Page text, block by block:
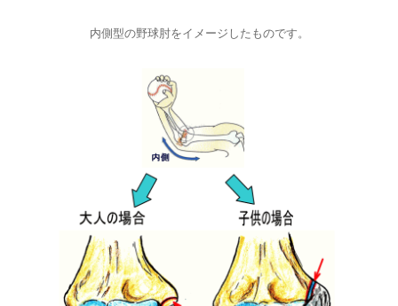
内側型の野球肘をイメージしたものです。